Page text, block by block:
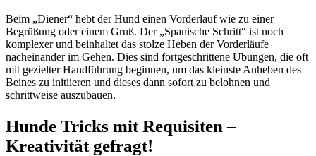
Beim „Diener“ hebt der Hund einen Vorderlauf wie zu einer
Begrüßung oder einem Gruß. Der „Spanische Schritt“ ist noch
komplexer und beinhaltet das stolze Heben der Vorderläufe
nacheinander im Gehen. Dies sind fortgeschrittene Übungen, die oft
mit gezielter Handführung beginnen, um das kleinste Anheben des
Beines zu initiieren und dieses dann sofort zu belohnen und
schrittweise auszubauen.
Hunde Tricks mit Requisiten –
Kreativität gefragt!